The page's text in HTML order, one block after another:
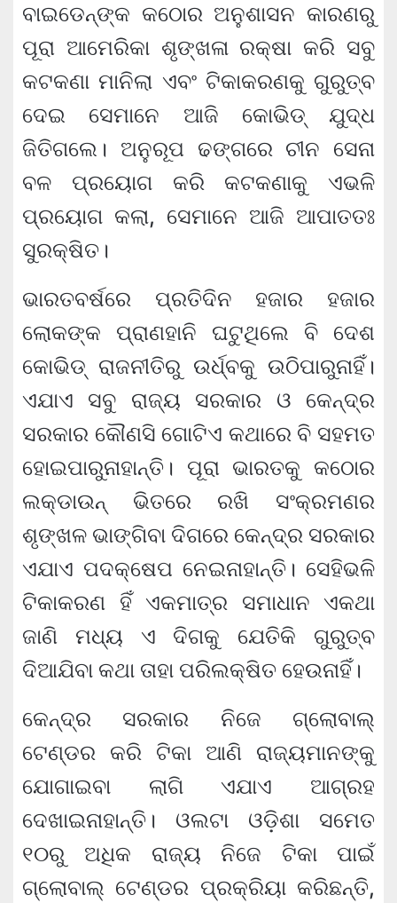
ବାଇଡେନ୍‌ଙ୍କ କଠୋର ଅନୁଶାସନ କାରଣରୁ
ପୂରା ଆମେରିକା ଶୃଙ୍ଖଳା ରକ୍ଷା କରି ସବୁ
କଟକଣା ମାନିଲା ଏବଂ ଟିକାକରଣକୁ ଗୁରୁତ୍ବ
ଦେଇ ସେମାନେ ଆଜି କୋଭିଡ୍ ଯୁଦ୍ଧ
ଜିତିଗଲେ। ଅନୁରୂପ ଢଙ୍ଗରେ ଚୀନ ସେନା
ବଳ ପ୍ରୟୋଗ କରି କଟକଣାକୁ ଏଭଳି
ପ୍ରୟୋଗ କଲା, ସେମାନେ ଆଜି ଆପାତତଃ
ସୁରକ୍ଷିତ।
ଭାରତବର୍ଷରେ ପ୍ରତିଦିନ ହଜାର ହଜାର
ଲୋକଙ୍କ ପ୍ରାଣହାନି ଘଟୁଥିଲେ ବି ଦେଶ
କୋଭିଡ୍ ରାଜନୀତିରୁ ଉର୍ଧ୍ବକୁ ଉଠିପାରୁନାହିଁ।
ଏଯାଏ ସବୁ ରାଜ୍ୟ ସରକାର ଓ କେନ୍ଦ୍ର
ସରକାର କୌଣସି ଗୋଟିଏ କଥାରେ ବି ସହମତ
ହୋଇପାରୁନାହାନ୍ତି। ପୂରା ଭାରତକୁ କଠୋର
ଲକ୍‌ଡାଉନ୍ ଭିତରେ ରଖି ସଂକ୍ରମଣର
ଶୃଙ୍ଖଳ ଭାଙ୍ଗିବା ଦିଗରେ କେନ୍ଦ୍ର ସରକାର
ଏଯାଏ ପଦକ୍ଷେପ ନେଇନାହାନ୍ତି। ସେହିଭଳି
ଟିକାକରଣ ହିଁ ଏକମାତ୍ର ସମାଧାନ ଏକଥା
ଜାଣି ମଧ୍ୟ ଏ ଦିଗକୁ ଯେତିକି ଗୁରୁତ୍ବ
ଦିଆଯିବା କଥା ତାହା ପରିଲକ୍ଷିତ ହେଉନାହିଁ।
କେନ୍ଦ୍ର ସରକାର ନିଜେ ଗ୍ଲୋବାଲ୍
ଟେଣ୍ଡର କରି ଟିକା ଆଣି ରାଜ୍ୟମାନଙ୍କୁ
ଯୋଗାଇବା ଲାଗି ଏଯାଏ ଆଗ୍ରହ
ଦେଖାଇନାହାନ୍ତି। ଓଲଟା ଓଡ଼ିଶା ସମେତ
୧୦ରୁ ଅଧିକ ରାଜ୍ୟ ନିଜେ ଟିକା ପାଇଁ
ଗ୍ଲୋବାଲ୍ ଟେଣ୍ଡର ପ୍ରକ୍ରିୟା କରିଛନ୍ତି,